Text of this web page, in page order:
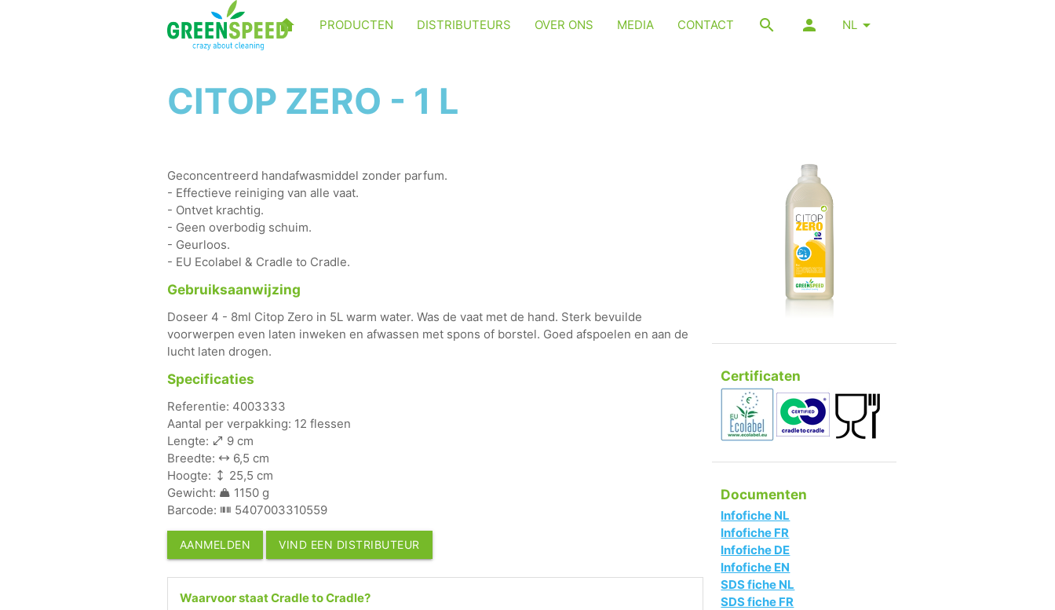
NL
PRODUCTEN DISTRIBUTEURS OVER ONS MEDIA CONTACT
CITOP ZERO - 1 L
Certificaten
Documenten
Infofiche NL
Infofiche FR
Infofiche DE
Infofiche EN
SDS fiche NL
SDS fiche FR
Geconcentreerd handafwasmiddel zonder parfum.
- Effectieve reiniging van alle vaat.
- Ontvet krachtig.
- Geen overbodig schuim.
- Geurloos.
- EU Ecolabel & Cradle to Cradle.
Gebruiksaanwijzing
Doseer 4 - 8ml Citop Zero in 5L warm water. Was de vaat met de hand. Sterk bevuilde
voorwerpen even laten inweken en afwassen met spons of borstel. Goed afspoelen en aan de
lucht laten drogen.
Specificaties
Referentie: 4003333
Aantal per verpakking: 12 flessen
Lengte:
9 cm
Breedte:
6,5 cm
Hoogte:
25,5 cm
Gewicht:
1150 g
Barcode:
5407003310559
AANMELDEN VIND EEN DISTRIBUTEUR
Waarvoor staat Cradle to Cradle?